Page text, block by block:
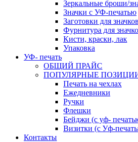
Зеркальные броши/
Значки с УФ-печатью
Заготовки для значков
Фурнитура для
Кисти, краски, лак
Упаковка
УФ- печать
ОБЩИЙ ПРАЙС
ПОПУЛЯРНЫЕ
Печать на чехлах
Ежедневники
Ручки
Флешки
Бейджи (с уф-
Визитки (с Уф-
Контакты